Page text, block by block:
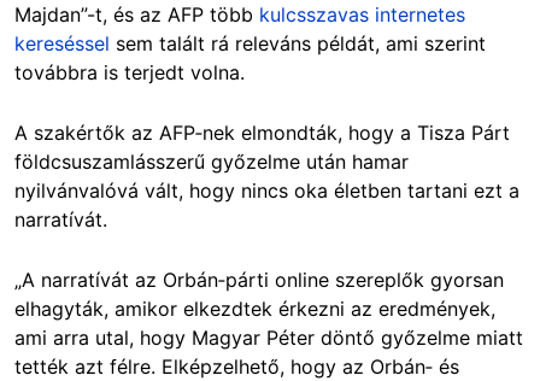
Majdan”-t, és az AFP több kulcsszavas internetes
kereséssel sem talált rá releváns példát, ami szerint
továbbra is terjedt volna.
A szakértők az AFP‑nek elmondták, hogy a Tisza Párt
földcsuszamlásszerű győzelme után hamar
nyilvánvalóvá vált, hogy nincs oka életben tartani ezt a
narratívát.
„A narratívát az Orbán‑párti online szereplők gyorsan
elhagyták, amikor elkezdtek érkezni az eredmények,
ami arra utal, hogy Magyar Péter döntő győzelme miatt
tették azt félre. Elképzelhető, hogy az Orbán‑ és